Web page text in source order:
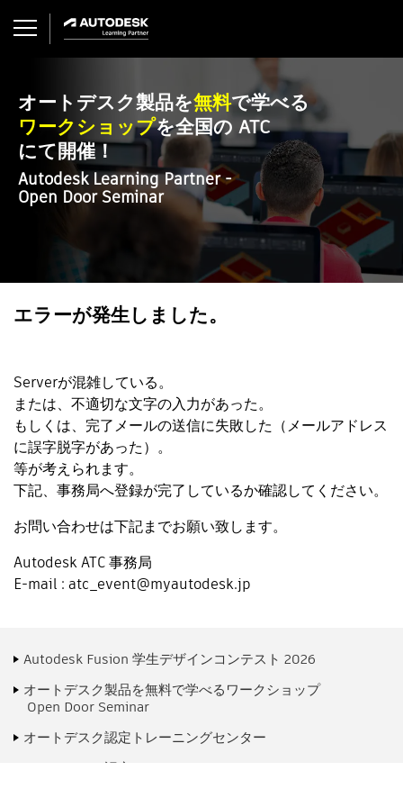
オートデスク製品を無料で学べる
ワークショップを全国の ATC
にて開催！
Autodesk Learning Partner -
Open Door Seminar
エラーが発生しました。
Serverが混雑している。
または、不適切な文字の入力があった。
もしくは、完了メールの送信に失敗した（メールアドレス
に誤字脱字があった）。
等が考えられます。
下記、事務局へ登録が完了しているか確認してください。
お問い合わせは下記までお願い致します。
Autodesk ATC 事務局
E-mail : atc_event@myautodesk.jp